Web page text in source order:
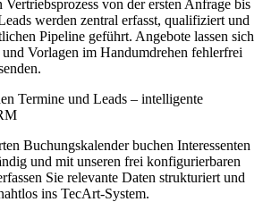
Vertriebsprozess von der ersten Anfrage bis
werden zentral erfasst, qualifiziert und
Pipeline geführt. Angebote lassen sich
Vorlagen im Handumdrehen fehlerfrei
Termine und Leads – intelligente
Buchungskalender buchen Interessenten
und mit unseren frei konfigurierbaren
Sie relevante Daten strukturiert und
ins TecArt-System.